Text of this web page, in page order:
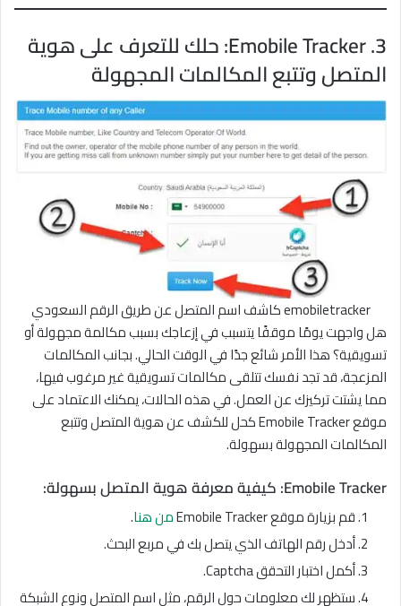
3. Emobile Tracker: حلك للتعرف على هوية
المتصل وتتبع المكالمات المجهولة
emobiletracker كاشف اسم المتصل عن طريق الرقم السعودي
هل واجهت يومًا موقفًا يتسبب في إزعاجك بسبب مكالمة مجهولة أو
تسويقية؟ هذا الأمر شائع جدًا في الوقت الحالي. بجانب المكالمات
المزعجة، قد تجد نفسك تتلقى مكالمات تسويقية غير مرغوب فيها،
مما يشتت تركيزك عن العمل. في هذه الحالات، يمكنك الاعتماد على
موقع Emobile Tracker كحل للكشف عن هوية المتصل وتتبع
المكالمات المجهولة بسهولة.
Emobile Tracker: كيفية معرفة هوية المتصل بسهولة:
قم بزيارة موقع Emobile Tracker من هنا.
أدخل رقم الهاتف الذي يتصل بك في مربع البحث.
أكمل اختبار التحقق Captcha.
ستظهر لك معلومات حول الرقم، مثل اسم المتصل ونوع الشبكة